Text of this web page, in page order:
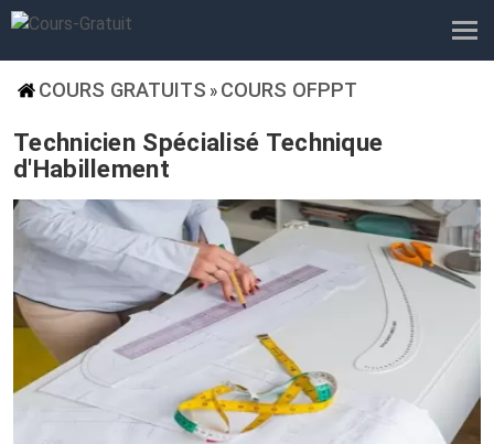
COURS GRATUITS » COURS OFPPT
Technicien Spécialisé Technique
d'Habillement